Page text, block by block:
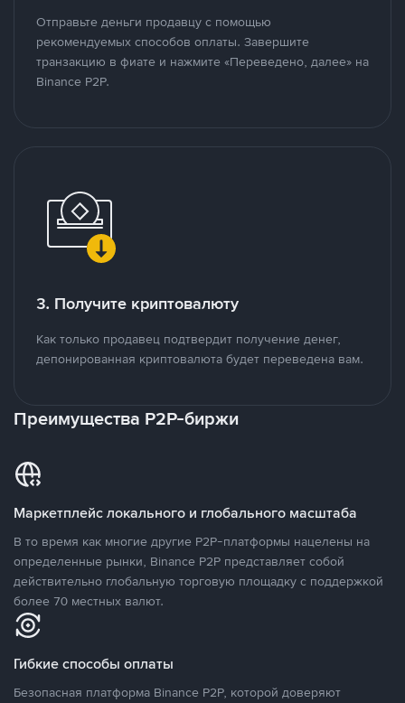
Отправьте деньги продавцу с помощью
рекомендуемых способов оплаты. Завершите
транзакцию в фиате и нажмите «Переведено, далее» на
Binance P2P.
3. Получите криптовалюту
Как только продавец подтвердит получение денег,
депонированная криптовалюта будет переведена вам.
Преимущества P2P-биржи
Маркетплейс локального и глобального масштаба
В то время как многие другие P2P-платформы нацелены на
определенные рынки, Binance P2P представляет собой
действительно глобальную торговую площадку с поддержкой
более 70 местных валют.
Гибкие способы оплаты
Безопасная платформа Binance P2P, которой доверяют